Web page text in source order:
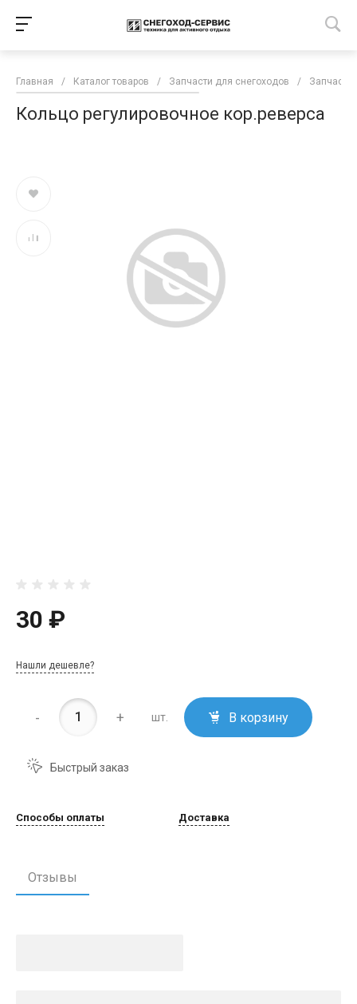
Главная / Каталог товаров / Запчасти для снегоходов / Запчасти
Кольцо регулировочное кор.реверса
30 ₽
Нашли дешевле?
- + шт. В корзину
Быстрый заказ
Способы оплаты Доставка
Отзывы